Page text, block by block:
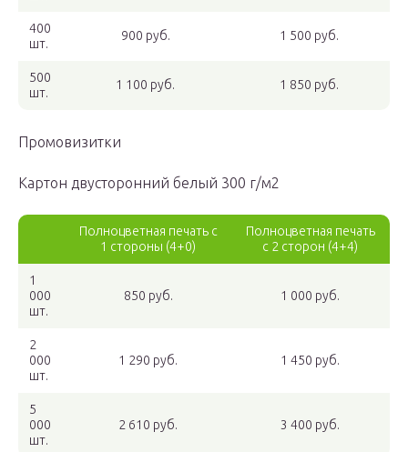
400
шт.
900 руб. 1 500 руб.
500
шт.
1 100 руб. 1 850 руб.
Промовизитки
Картон двусторонний белый 300 г/м2
Полноцветная печать с
1 стороны (4+0)
Полноцветная печать
с 2 сторон (4+4)
1
000
шт.
850 руб. 1 000 руб.
2
000
шт.
1 290 руб. 1 450 руб.
5
000
шт.
2 610 руб. 3 400 руб.